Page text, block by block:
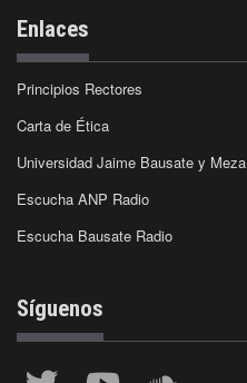
Enlaces
Principios Rectores
Carta de Ética
Universidad Jaime Bausate y Meza
Escucha ANP Radio
Escucha Bausate Radio
Síguenos